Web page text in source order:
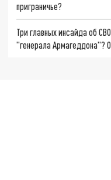
приграничье?
Три главных инсайда об
"генерала Армагеддона"?